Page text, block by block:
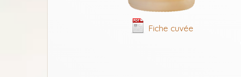
Fiche cuvée